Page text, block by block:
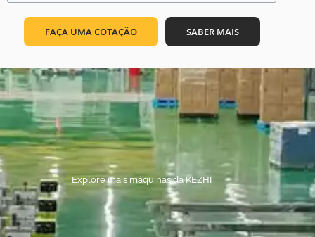
FAÇA UMA COTAÇÃO SABER MAIS
Explore mais máquinas da KEZHI